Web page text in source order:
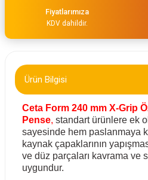
Fiyatlarımıza
KDV dahildir.
Ürün Bilgisi
Ceta Form 240 mm X-Grip
Pense, standart ürünlere ek
sayesinde hem paslanmaya
kaynak çapaklarının
ve düz parçaları kavrama ve
uygundur.